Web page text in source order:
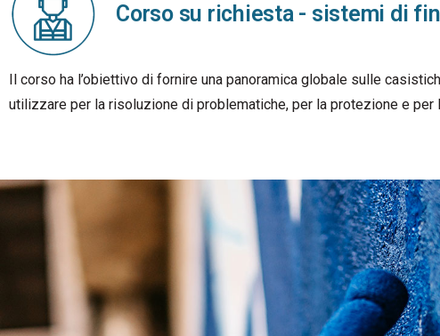
Corso su richiesta - sistemi di
Il corso ha l’obiettivo di fornire una panoramica globale sulle
utilizzare per la risoluzione di problematiche, per la protezione e per